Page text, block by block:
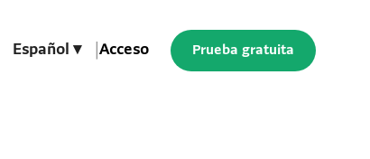
Español ▾ Acceso Prueba gratuita